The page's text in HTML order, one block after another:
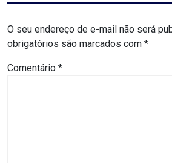
BRASIL
CÂMARA
DE
O seu endereço de e-mail não será
obrigatórios são marcados com *
Comentário *